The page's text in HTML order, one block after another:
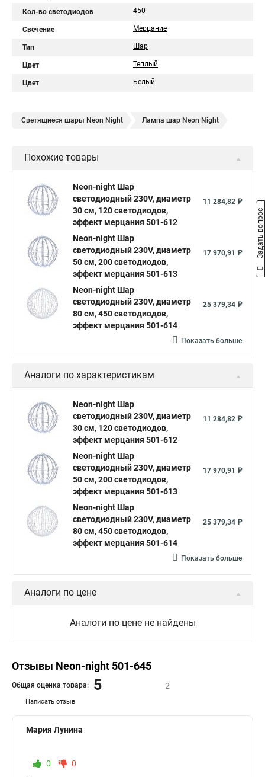
Кол-во светодиодов 450
Свечение Мерцание
Тип Шар
Цвет Теплый
Цвет Белый
Светящиеся шары Neon Night Лампа шар Neon Night
Похожие товары
Neon-night Шар
светодиодный 230V, диаметр
30 см, 120 светодиодов,
эффект мерцания 501-612
11 284,82 ₽
Neon-night Шар
светодиодный 230V, диаметр
50 см, 200 светодиодов,
эффект мерцания 501-613
17 970,91 ₽
Neon-night Шар
светодиодный 230V, диаметр
80 см, 450 светодиодов,
эффект мерцания 501-614
25 379,34 ₽
Показать больше
Аналоги по характеристикам
Neon-night Шар
светодиодный 230V, диаметр
30 см, 120 светодиодов,
эффект мерцания 501-612
11 284,82 ₽
Neon-night Шар
светодиодный 230V, диаметр
50 см, 200 светодиодов,
эффект мерцания 501-613
17 970,91 ₽
Neon-night Шар
светодиодный 230V, диаметр
80 см, 450 светодиодов,
эффект мерцания 501-614
25 379,34 ₽
Показать больше
Аналоги по цене
Аналоги по цене не найдены
Отзывы Neon-night 501-645
Написать отзыв
Общая оценка товара: 5 2
Мария Лунина
0 0
Задать вопрос